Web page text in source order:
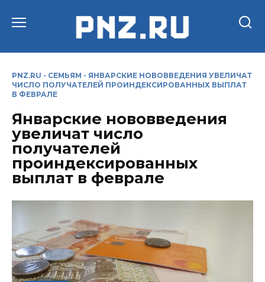
PNZ.RU - СЕМЬЯМ - ЯНВАРСКИЕ НОВОВВЕДЕНИЯ УВЕЛИЧАТ
ЧИСЛО ПОЛУЧАТЕЛЕЙ ПРОИНДЕКСИРОВАННЫХ ВЫПЛАТ
В ФЕВРАЛЕ
Январские нововведения
увеличат число
получателей
проиндексированных
выплат в феврале